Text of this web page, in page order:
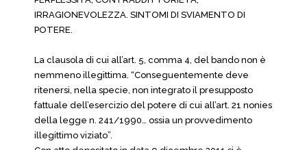
IRRAGIONEVOLEZZA. SINTOMI DI SVIAMENTO DI
POTERE.
La clausola di cui all’art. 5, comma 4, del bando non è
nemmeno illegittima. “Conseguentemente deve
ritenersi, nella specie, non integrato il presupposto
fattuale dell’esercizio del potere di cui all’art. 21 nonies
della legge n. 241/1990… ossia un provvedimento
illegittimo viziato”.